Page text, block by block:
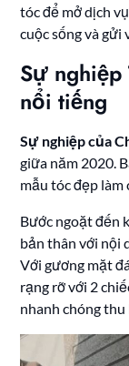
tóc để mở dịch
cuộc sống và gửi
Sự
nổi tiếng
Sự nghiệp của
giữa năm 2020.
mẫu tóc đẹp làm
Bước ngoặt đến
bản thân với nội
Với gương mặt
rạng rỡ với 2
nhanh chóng